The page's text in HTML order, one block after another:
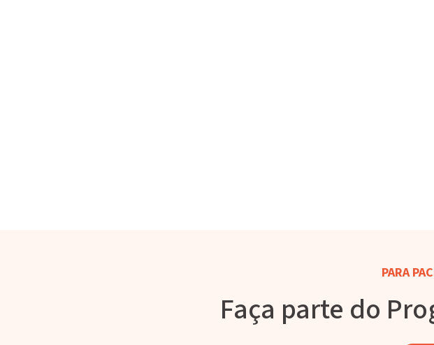
PARA
Faça parte do